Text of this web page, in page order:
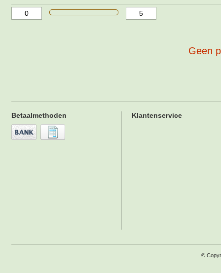
Geen
Betaalmethoden Klantenservice
©